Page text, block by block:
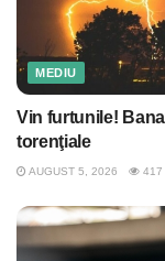
MEDIU
Vin furtunile!
torenţiale
AUGUST 5, 2026 417